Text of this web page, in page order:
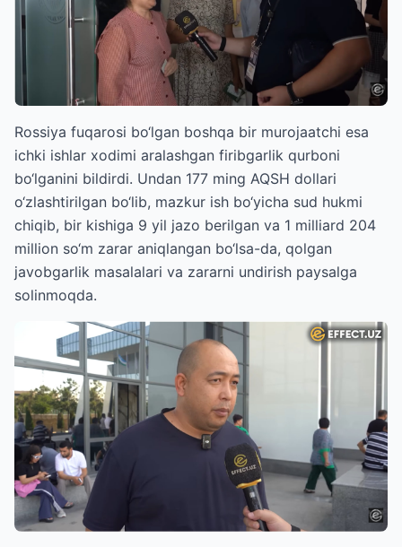
Rossiya fuqarosi bo‘lgan boshqa bir murojaatchi esa
ichki ishlar xodimi aralashgan firibgarlik qurboni
bo‘lganini bildirdi. Undan 177 ming AQSH dollari
o‘zlashtirilgan bo‘lib, mazkur ish bo‘yicha sud hukmi
chiqib, bir kishiga 9 yil jazo berilgan va 1 milliard 204
million so‘m zarar aniqlangan bo‘lsa-da, qolgan
javobgarlik masalalari va zararni undirish paysalga
solinmoqda.